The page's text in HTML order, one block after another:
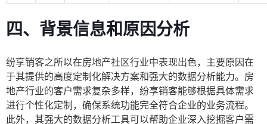
四、背景信息和原因分析
纷享销客之所以在房地产社区行业中表现出色，主要原因在
于其提供的高度定制化解决方案和强大的数据分析能力。房
地产行业的客户需求复杂多样，纷享销客能够根据具体需求
进行个性化定制，确保系统功能完全符合企业的业务流程。
此外，其强大的数据分析工具可以帮助企业深入挖掘客户需